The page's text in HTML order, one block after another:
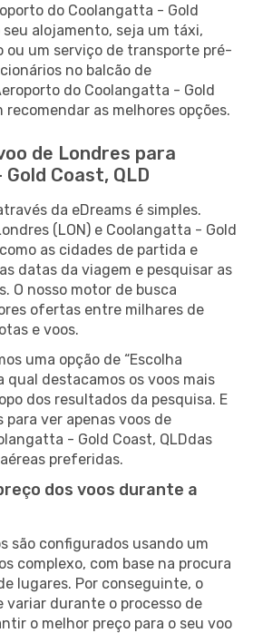
do Coolangatta - Gold
seu alojamento, seja um táxi,
ou um serviço de transporte pré-
no balcão de
do Coolangatta - Gold
recomendar as melhores opções.
de Londres para
Coast, QLD
da eDreams é simples.
(LON) e Coolangatta - Gold
as cidades de partida e
datas da viagem e pesquisar as
O nosso motor de busca
ofertas entre milhares de
e voos.
uma opção de “Escolha
qual destacamos os voos mais
dos resultados da pesquisa. E
para ver apenas voos de
- Gold Coast, QLDdas
preferidas.
dos voos durante a
são configurados usando um
complexo, com base na procura
lugares. Por conseguinte, o
variar durante o processo de
o melhor preço para o seu voo